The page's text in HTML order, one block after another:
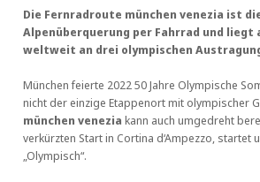
Die Fernradroute münchen venezia ist
Alpenüberquerung per Fahrrad und liegt
weltweit an drei olympischen
München feierte 2022 50 Jahre Olympische
nicht der einzige Etappenort mit olympischer
münchen venezia kann auch umgedreht
verkürzten Start in Cortina d‘Ampezzo, startet
„Olympisch“.